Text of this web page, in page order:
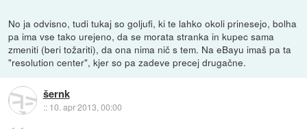
No ja odvisno, tudi tukaj so goljufi, ki te lahko okoli prinesejo, bolha
pa ima vse tako urejeno, da se morata stranka in kupec sama
zmeniti (beri tožariti), da ona nima nič s tem. Na eBayu imaš pa ta
"resolution center", kjer so pa zadeve precej drugačne.
šernk
:: 10. apr 2013, 00:00